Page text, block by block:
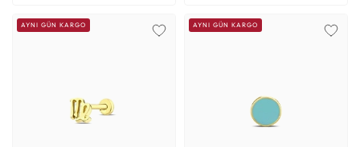
AYNI GÜN KARGO AYNI GÜN KARGO